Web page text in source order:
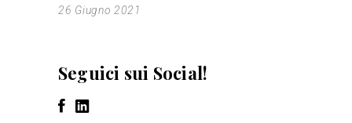
26 Giugno 2021
Seguici sui Social!